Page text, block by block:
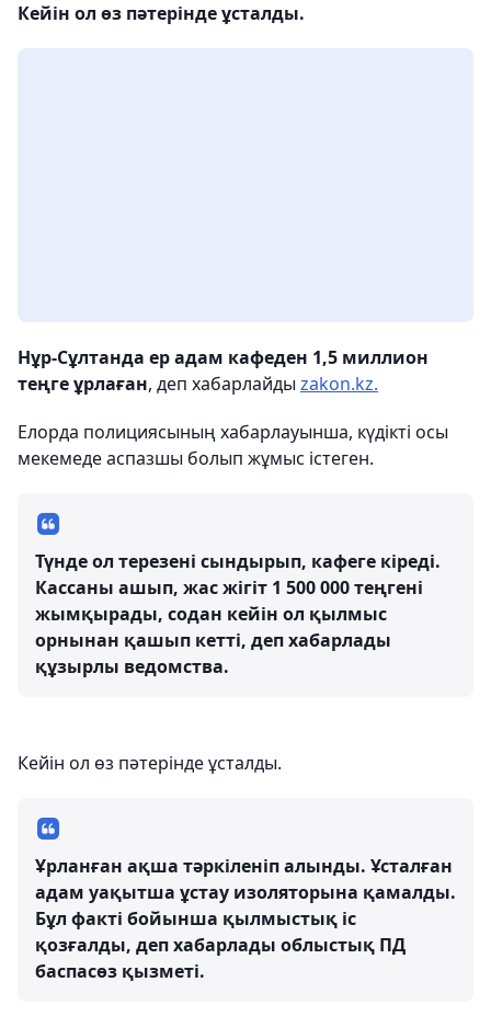
Кейін ол өз пәтерінде ұсталды.
Нұр-Сұлтанда ер адам кафеден 1,5 миллион
теңге ұрлаған, деп хабарлайды zakon.kz.
Елорда полициясының хабарлауынша, күдікті осы
мекемеде аспазшы болып жұмыс істеген.
Түнде ол терезені сындырып, кафеге кіреді.
Кассаны ашып, жас жігіт 1 500 000 теңгені
жымқырады, содан кейін ол қылмыс
орнынан қашып кетті, деп хабарлады
құзырлы ведомства.
Кейін ол өз пәтерінде ұсталды.
Ұрланған ақша тәркіленіп алынды. Ұсталған
адам уақытша ұстау изоляторына қамалды.
Бұл факті бойынша қылмыстық іс
қозғалды, деп хабарлады облыстық ПД
баспасөз қызметі.